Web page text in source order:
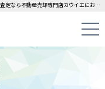
旭川市南が丘 K様｜売却実績｜旭川・札幌の不動産売却・買取・査定なら不動産売却専門店カウイエにお任せください！中古一戸建て・マンション・土地の即日無料査定・即金買取を行っています！